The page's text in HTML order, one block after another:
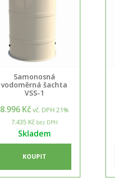
Samonosná
vodoměrná šachta
VSS-1
8.996 Kčvč. DPH 21%
7.435 Kčbez DPH
Skladem
KOUPIT